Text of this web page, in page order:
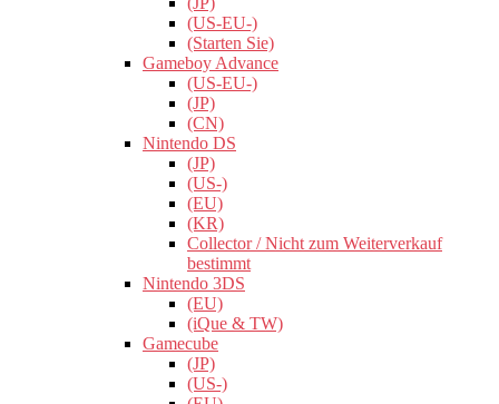
(US-EU-)
(Starten Sie)
Gameboy Advance
(US-EU-)
(JP)
(CN)
Nintendo DS
(JP)
(US-)
(EU)
(KR)
Collector / Nicht zum Weiterverkauf
bestimmt
Nintendo 3DS
(EU)
(iQue & TW)
Gamecube
(JP)
(US-)